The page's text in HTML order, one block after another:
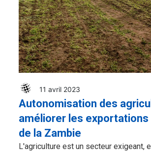
11 avril 2023
Autonomisation des
améliorer les
de la Zambie
L'agriculture est un secteur exigeant,